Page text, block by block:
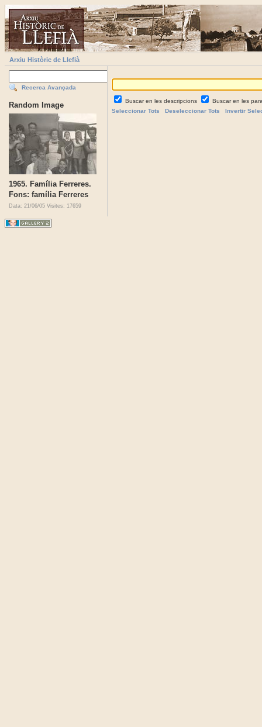
Arxiu Històric de Llefià
Recerca Avançada
Random Image
1965. Família Ferreres.
Fons: família Ferreres
Data: 21/06/05 Visites: 17659
Buscar en les descripcions
Buscar en les
Seleccionar Tots
Deseleccionar Tots Invertir